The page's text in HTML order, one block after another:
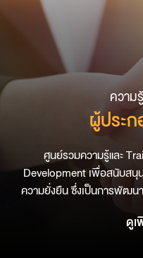
ความ
ผู้ประ
ศูนย์รวมความรู้และ
Development เพื่อสนับส
ความยั่งยืน ซึ่งเป็นการพัฒ
ดูเ